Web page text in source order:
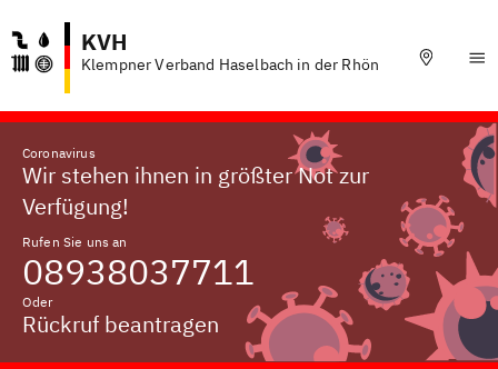
KVH
Klempner Verband Haselbach in der Rhön
Coronavirus
Wir stehen ihnen in größter Not zur
Verfügung!
Rufen Sie uns an
08938037711
Oder
Rückruf beantragen